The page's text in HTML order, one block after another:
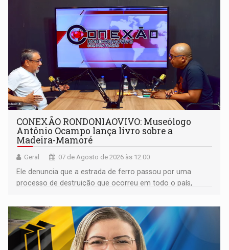
CONEXÃO RONDONIAOVIVO: Museólogo
Antônio Ocampo lança livro sobre a
Madeira-Mamoré
Geral 07 de Agosto de 2026 às 12:00
Ele denuncia que a estrada de ferro passou por uma
processo de destruição que ocorreu em todo o país,